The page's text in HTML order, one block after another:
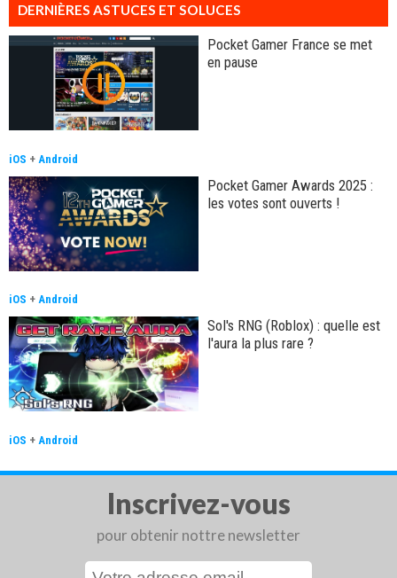
DERNIÈRES ASTUCES ET SOLUCES
Pocket Gamer France se met
en pause
iOS + Android
Pocket Gamer Awards 2025 :
les votes sont ouverts !
iOS + Android
Sol's RNG (Roblox) : quelle est
l'aura la plus rare ?
iOS + Android
Inscrivez-vous
pour obtenir nottre newsletter